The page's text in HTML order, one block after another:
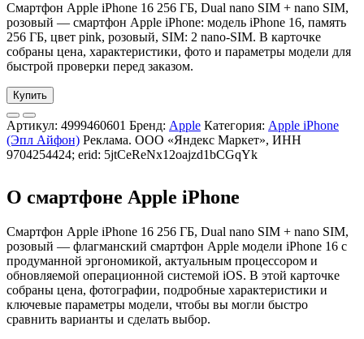
Смартфон Apple iPhone 16 256 ГБ, Dual nano SIM + nano SIM,
розовый — смартфон Apple iPhone: модель iPhone 16, память
256 ГБ, цвет pink, розовый, SIM: 2 nano-SIM. В карточке
собраны цена, характеристики, фото и параметры модели для
быстрой проверки перед заказом.
Купить
Артикул: 4999460601 Бренд: Apple Категория: Apple iPhone
(Эпл Айфон) Реклама. ООО «Яндекс Маркет», ИНН
9704254424; erid: 5jtCeReNx12oajzd1bCGqYk
О смартфоне Apple iPhone
Смартфон Apple iPhone 16 256 ГБ, Dual nano SIM + nano SIM,
розовый — флагманский смартфон Apple модели iPhone 16 с
продуманной эргономикой, актуальным процессором и
обновляемой операционной системой iOS. В этой карточке
собраны цена, фотографии, подробные характеристики и
ключевые параметры модели, чтобы вы могли быстро
сравнить варианты и сделать выбор.